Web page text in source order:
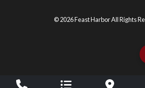
© 2026 Feast Harbor All Rights